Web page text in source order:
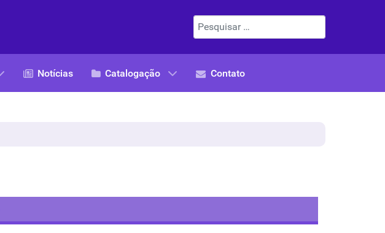
Pesquisar
Notícias Catalogação Contato